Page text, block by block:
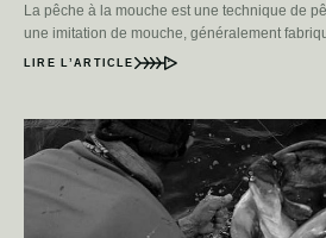
La pêche à la mouche est une technique de
une imitation de mouche, généralement
LIRE L’ARTICLE